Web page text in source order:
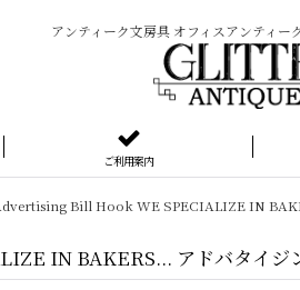
アンティーク文房具 オフィスアンティー
ご利用案内
Bill Hook WE SPECIALIZE IN
IN BAKERS... アドバタイジ